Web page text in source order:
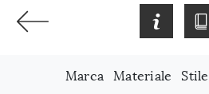
Marca Materiale Stile